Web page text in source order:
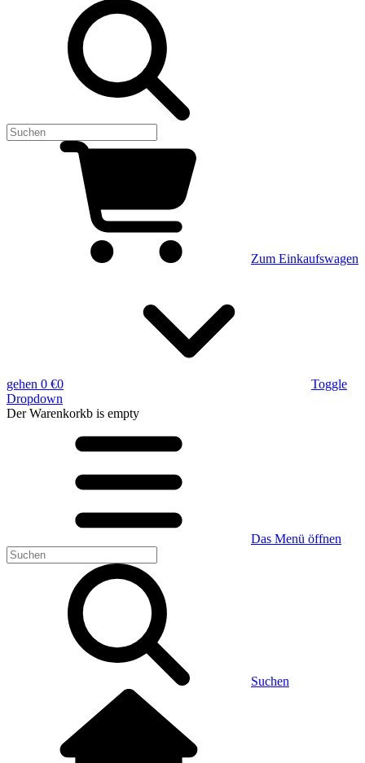
Zum Einkaufswagen
gehen 0 €0
Toggle
Dropdown
Der Warenkorkb is empty
Das Menü öffnen
Suchen